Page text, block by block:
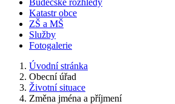
Budečské rozhledy
Katastr obce
ZŠ a MŠ
Služby
Fotogalerie
Úvodní stránka
Obecní úřad
Životní situace
Změna jména a příjmení